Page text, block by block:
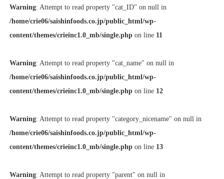
Warning: Attempt to read property "cat_ID" on null in
/home/crie06/saishinfoods.co.jp/public_html/wp-
content/themes/crieinc1.0_mb/single.phpon line 11
Warning: Attempt to read property "cat_name" on null in
/home/crie06/saishinfoods.co.jp/public_html/wp-
content/themes/crieinc1.0_mb/single.phpon line 12
Warning: Attempt to read property "category_nicename" on null in
/home/crie06/saishinfoods.co.jp/public_html/wp-
content/themes/crieinc1.0_mb/single.phpon line 13
Warning: Attempt to read property "parent" on null in